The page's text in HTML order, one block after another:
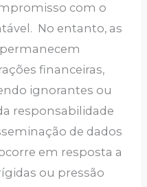
com o
No entanto, as
financeiras,
ignorantes ou
responsabilidade
de dados
em resposta a
ou pressão